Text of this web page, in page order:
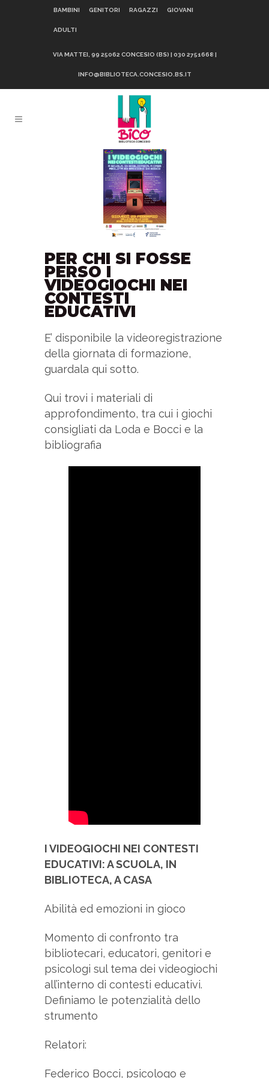
BAMBINI GENITORI RAGAZZI GIOVANI
ADULTI
VIA MATTEI, 99 25062 CONCESIO (BS) | 030 2751668 |
INFO@BIBLIOTECA.CONCESIO.BS.IT
PER CHI SI FOSSE
PERSO I
VIDEOGIOCHI NEI
CONTESTI
EDUCATIVI
E’ disponibile la videoregistrazione
della giornata di formazione,
guardala qui sotto.
Qui trovi i materiali di
approfondimento, tra cui i giochi
consigliati da Loda e Bocci e la
bibliografia
I VIDEOGIOCHI NEI CONTESTI
EDUCATIVI: A SCUOLA, IN
BIBLIOTECA, A CASA
A bilità ed emozioni in gioco
Momento di confronto tra
bibliotecari, educatori, genitori e
psicologi sul tema dei videogiochi
all’interno di contesti educativi.
Definiamo le potenzialità dello
strumento
R elatori:
Federico Bocci, psicologo e